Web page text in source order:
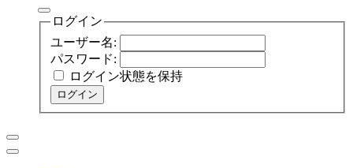
ログイン
ユーザー名:
パスワード:
ログイン状態を保持
ログイン